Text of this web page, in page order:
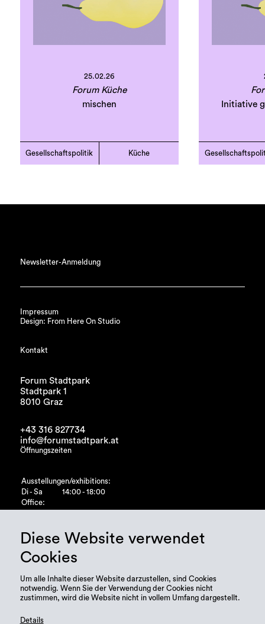
25.02.26
Forum Küche
mischen
Gesellschaftspolitik Küche
Initiative
Newsletter-Anmeldung
Impressum
Design: From Here On Studio
Kontakt
Forum Stadtpark
Stadtpark 1
8010 Graz
+43 316 827734
info@forumstadtpark.at
Öffnungszeiten
Ausstellungen/exhibitions:
Di - Sa
14:00 - 18:00
Office:
Diese Website verwendet
Cookies
Um alle Inhalte dieser Website darzustellen, sind Cookies
notwendig. Wenn Sie der Verwendung der Cookies nicht
zustimmen, wird die Website nicht in vollem Umfang dargestellt.
Details